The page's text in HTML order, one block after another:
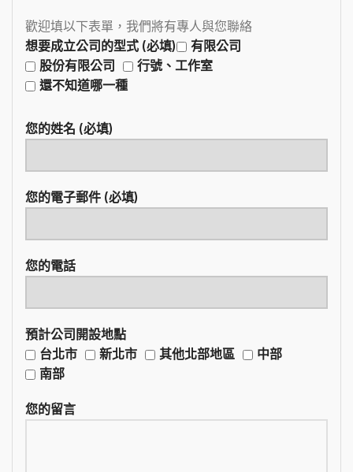
歡迎填以下表單，我們將有專人與您聯絡
想要成立公司的型式 (必填)
有限公司
股份有限公司
行號、工作室
還不知道哪一種
您的姓名 (必填)
您的電子郵件 (必填)
您的電話
預計公司開設地點
台北市
新北市 其他北部地區
中部
南部
您的留言